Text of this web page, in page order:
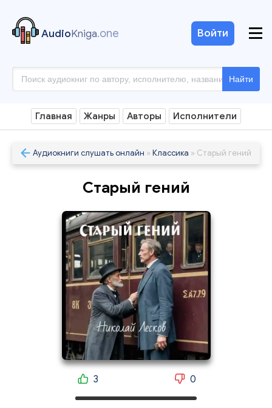
AudioKniga.one
Найти
Войти
Главная Жанры Авторы Исполнители
Аудиокниги слушать онлайн » Классика » Старый гений
Старый гений
3 0